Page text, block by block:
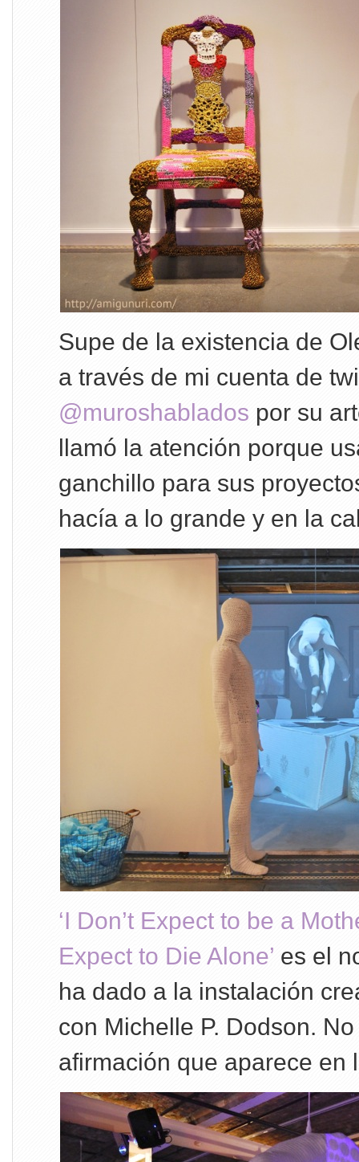
Supe de la existencia de
a través de mi cuenta de
@muroshablados por su
llamó la atención porque
ganchillo para sus
hacía a lo grande y en la
‘I Don’t Expect to be a
Expect to Die Alone’ es el
ha dado a la instalación
con Michelle P. Dodson.
afirmación que aparece en